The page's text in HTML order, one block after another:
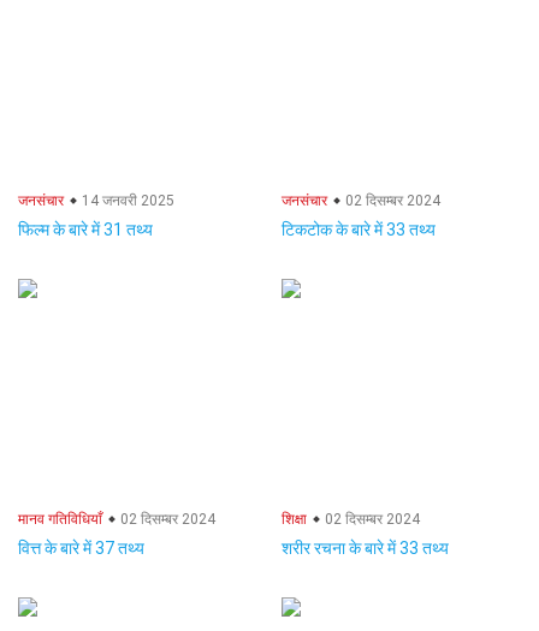
जनसंचार 14 जनवरी 2025
फिल्म के बारे में 31 तथ्य
जनसंचार 02 दिसम्बर 2024
टिकटोक के बारे में 33 तथ्य
मानव गतिविधियाँ 02 दिसम्बर 2024
वित्त के बारे में 37 तथ्य
शिक्षा 02 दिसम्बर 2024
शरीर रचना के बारे में 33 तथ्य